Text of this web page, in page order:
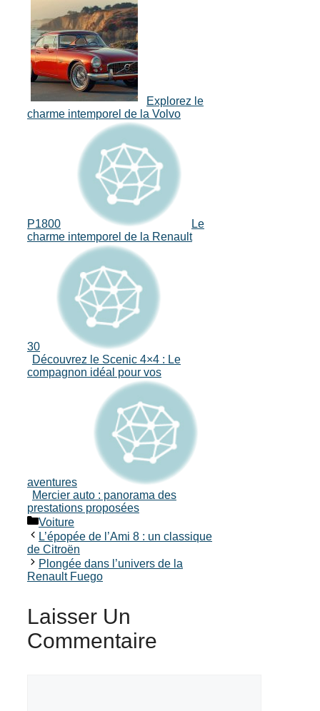
Explorez le
charme intemporel de la Volvo
P1800
Le
charme intemporel de la Renault
30
Découvrez le Scenic 4×4 : Le
compagnon idéal pour vos
aventures
Mercier auto : panorama des
prestations proposées
Catégories
Voiture
L’épopée de l’Ami 8 : un classique
de Citroën
Plongée dans l’univers de la
Renault Fuego
Laisser Un
Commentaire